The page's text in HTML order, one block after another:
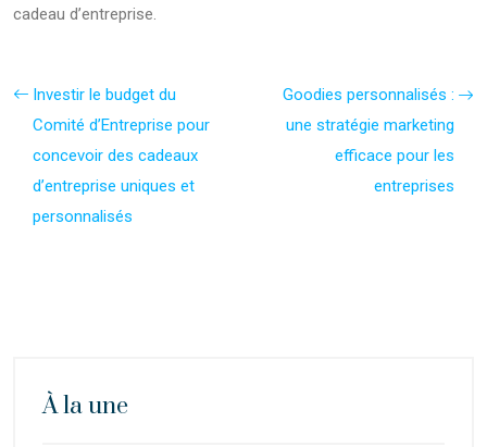
cadeau d’entreprise.
Investir le budget du
Comité d’Entreprise pour
concevoir des cadeaux
d’entreprise uniques et
personnalisés
Goodies personnalisés :
une stratégie marketing
efficace pour les
entreprises
À la une